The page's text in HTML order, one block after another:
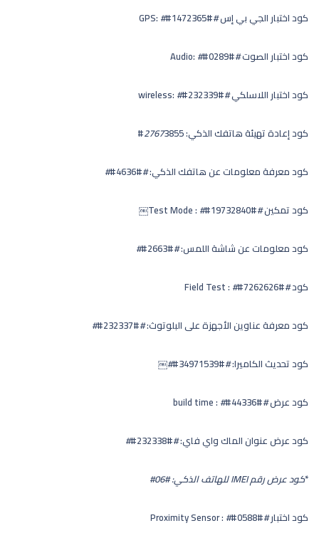
كود اختبار الجي بي إس GPS: ##1472365##
كود اختبار الصوت Audio: ##0289##
كود اختبار اللاسلكي wireless: ##232339##
كود إعادة تهيئة هاتفك الذكي: 27673855#
كود معرفة معلومات عن هاتفك الذكي:#
#4636#
#
كود تمكين Test Mode : ##19732840##￼
كود معلومات عن شاشة اللمس:#
#2663#
#
كود Field Test : ##7262626##
كود معرفة عناوين الأجهزة على البلوتوث:#
#232337#
#
كود تحديث الكاميرا:#
#34971539#
#￼
كود عرض build time : ##44336##
كود عرض عنوان الماك واي فاي:#
#232338#
#
*كود عرض رقم IMEI للهاتف الذكي: #06#
كود اختبار Proximity Sensor : ##0588##